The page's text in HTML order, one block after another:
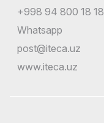
+998 94 800 18 18
Whatsapp
post@iteca.uz
www.iteca.uz